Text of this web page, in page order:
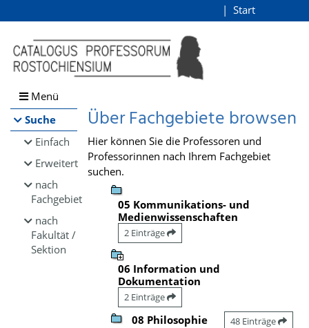
Browsen
direkt zum Inhalt
Start
Menü
Suche
Einfach
Erweitert
nach
Fachgebiet
nach
Fakultät /
Sektion
Über Fachgebiete browsen
Hier können Sie die Professoren und
Professorinnen nach Ihrem Fachgebiet
suchen.
05 Kommunikations- und
Medienwissenschaften
2 Einträge
06 Information und
Dokumentation
2 Einträge
08 Philosophie 48 Einträge